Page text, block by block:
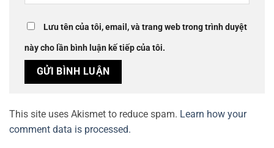
Lưu tên của tôi, email, và trang web trong trình duyệt
này cho lần bình luận kế tiếp của tôi.
This site uses Akismet to reduce spam. Learn how your
comment data is processed.